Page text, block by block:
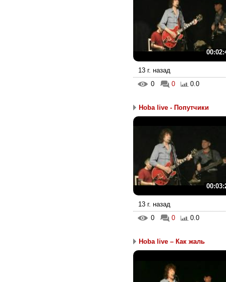
13 г. назад
0
0 0.0
Hoba live - Попутчики
13 г. назад
0
0 0.0
Hoba live – Как жаль